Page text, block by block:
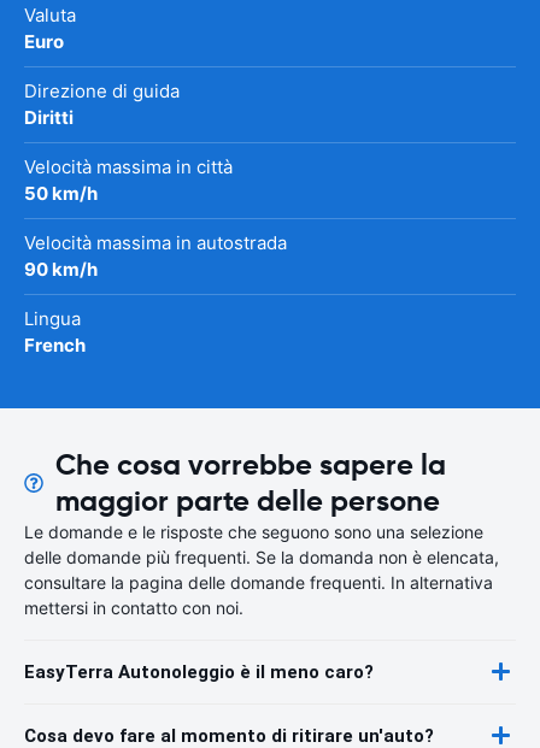
Valuta
Euro
Direzione di guida
Diritti
Velocità massima in città
50 km/h
Velocità massima in autostrada
90 km/h
Lingua
French
Che cosa vorrebbe sapere la
maggior parte delle persone
Le domande e le risposte che seguono sono una selezione
delle domande più frequenti. Se la domanda non è elencata,
consultare la pagina delle domande frequenti. In alternativa
mettersi in contatto con noi.
EasyTerra Autonoleggio è il meno caro?
Cosa devo fare al momento di ritirare un'auto?